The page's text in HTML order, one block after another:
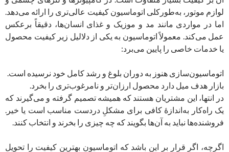
لوازم موتور، به‌طور‌کلی اتوماسیون کیفیت عالی‌تری را ارائه می‌دهد.
اما در مواردی مانند مد و موزیک و غذای انسان‌ها، دقیقاً برعکس
عمل می‌کند. معمولاً اتوماسیون به یکی از دلالیل زیر کیفیت محصول
یا خدمات خاصی را پایین می‌برد:
اتوماسیون‌سازی هنوز به دوران بلوغ و رشد کامل خود نرسیده است.
بازار هدف میل دارد محصول ارزان‌تر و نامرغوب‌تری را بخرد.
در انتها، این مشتریان هستند که همیشه تصمیم گرفته و می‌گیرند که
یک راه‌کار به‌اندازۀ کافی برای مشکلِ دردست مناسب است یا خیر.
فروشنده‌ها نباید به آن‌ها بگویند که چه چیزی را بخرند و انتخاب کنند.
اگرچه، اگر قرار بر این باشد که اتوماسیون بهترین کیفیت را تحویل